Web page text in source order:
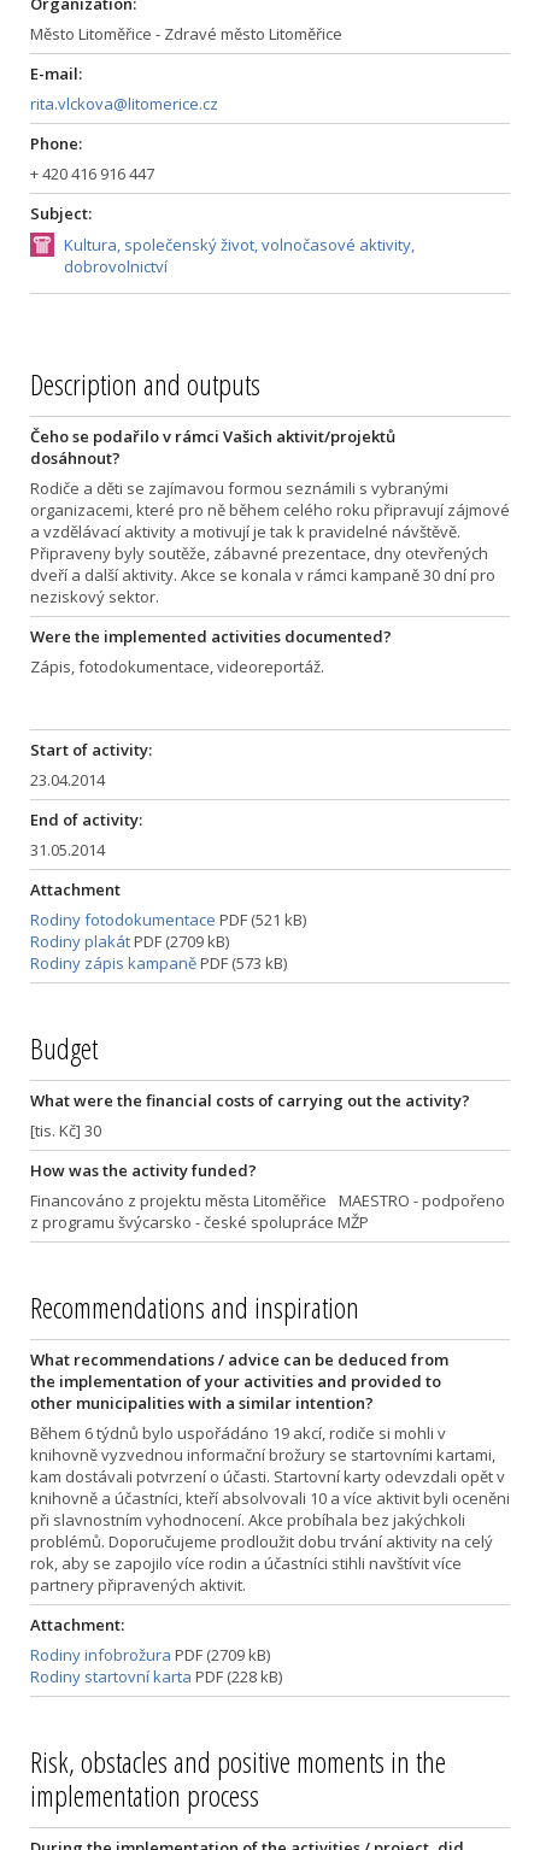
Město Litoměřice - Zdravé město Litoměřice
E-mail:
rita.vlckova@litomerice.cz
Phone:
+ 420 416 916 447
Subject:
Kultura, společenský život, volnočasové aktivity,
dobrovolnictví
Description and outputs
Čeho se podařilo v rámci Vašich aktivit/projektů
dosáhnout?
Rodiče a děti se zajímavou formou seznámili s vybranými
organizacemi, které pro ně během celého roku připravují zájmové
a vzdělávací aktivity a motivují je tak k pravidelné návštěvě.
Připraveny byly soutěže, zábavné prezentace, dny otevřených
dveří a další aktivity. Akce se konala v rámci kampaně 30 dní pro
neziskový sektor.
Were the implemented activities documented?
Zápis, fotodokumentace, videoreportáž.
Start of activity:
23.04.2014
End of activity:
31.05.2014
Attachment
Rodiny fotodokumentace PDF (521 kB)
Rodiny plakátPDF (2709 kB)
Rodiny zápis kampaněPDF (573 kB)
Budget
What were the financial costs of carrying out the activity?
[tis. Kč] 30
How was the activity funded?
Financováno z projektu města Litoměřice MAESTRO - podpořeno
z programu švýcarsko - české spolupráce MŽP
Recommendations and inspiration
What recommendations / advice can be deduced from
the implementation of your activities and provided to
other municipalities with a similar intention?
Během 6 týdnů bylo uspořádáno 19 akcí, rodiče si mohli v
knihovně vyzvednou informační brožury se startovními kartami,
kam dostávali potvrzení o účasti. Startovní karty odevzdali opět v
knihovně a účastníci, kteří absolvovali 10 a více aktivit byli oceněni
při slavnostním vyhodnocení. Akce probíhala bez jakýchkoli
problémů. Doporučujeme prodloužit dobu trvání aktivity na celý
rok, aby se zapojilo více rodin a účastníci stihli navštívit více
partnery připravených aktivit.
Attachment:
Rodiny infobrožura PDF (2709 kB)
Rodiny startovní karta PDF (228 kB)
Risk, obstacles and positive moments in the
implementation process